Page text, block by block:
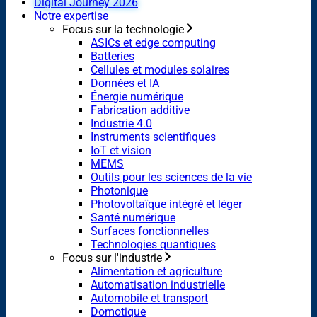
Notre expertise
Focus sur la technologie
ASICs et edge computing
Batteries
Cellules et modules solaires
Données et IA
Énergie numérique
Fabrication additive
Industrie 4.0
Instruments scientifiques
IoT et vision
MEMS
Outils pour les sciences de la vie
Photonique
Photovoltaïque intégré et léger
Santé numérique
Surfaces fonctionnelles
Technologies quantiques
Focus sur l'industrie
Alimentation et agriculture
Automatisation industrielle
Automobile et transport
Domotique